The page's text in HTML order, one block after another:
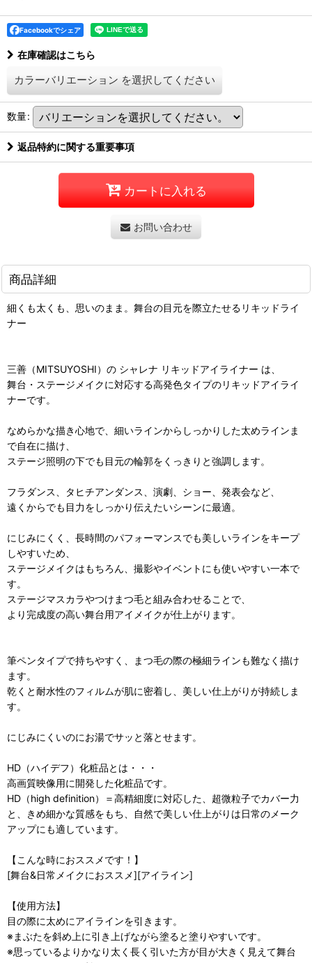
Facebookでシェア
在庫確認はこちら
カラーバリエーション を選択してください
数量:
返品特約に関する重要事項
カートに入れる
お問い合わせ
商品詳細
細くも太くも、思いのまま。舞台の目元を際立たせるリキッドライ
ナー
三善（MITSUYOSHI）の シャレナ リキッドアイライナー は、
舞台・ステージメイクに対応する高発色タイプのリキッドアイライ
ナーです。
なめらかな描き心地で、細いラインからしっかりした太めラインま
で自在に描け、
ステージ照明の下でも目元の輪郭をくっきりと強調します。
フラダンス、タヒチアンダンス、演劇、ショー、発表会など、
遠くからでも目力をしっかり伝えたいシーンに最適。
にじみにくく、長時間のパフォーマンスでも美しいラインをキープ
しやすいため、
ステージメイクはもちろん、撮影やイベントにも使いやすい一本で
す。
ステージマスカラやつけまつ毛と組み合わせることで、
より完成度の高い舞台用アイメイクが仕上がります。
筆ペンタイプで持ちやすく、まつ毛の際の極細ラインも難なく描け
ます。
乾くと耐水性のフィルムが肌に密着し、美しい仕上がりが持続しま
す。
にじみにくいのにお湯でサッと落とせます。
HD（ハイデフ）化粧品とは・・・
高画質映像用に開発した化粧品です。
HD（high definition）＝高精細度に対応した、超微粒子でカバー力
と、きめ細かな質感をもち、自然で美しい仕上がりは日常のメーク
アップにも適しています。
【こんな時におススメです！】
[舞台&日常メイクにおススメ][アイライン]
【使用方法】
目の際に太めにアイラインを引きます。
※まぶたを斜め上に引き上げながら塗ると塗りやすいです。
※思っているよりかなり太く長く引いた方が目が大きく見えて舞台